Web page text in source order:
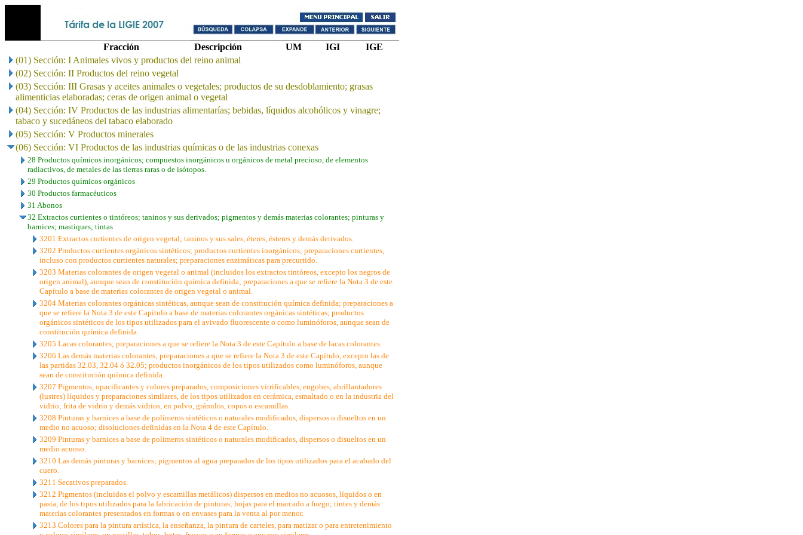
Fracción Descripción UM IGI
IGE
(01) Sección: I Animales vivos y productos del reino animal
(02) Sección: II Productos del reino vegetal
(03) Sección: III Grasas y aceites animales o vegetales; productos de su desdoblamiento; grasas
alimenticias elaboradas; ceras de origen animal o vegetal
(04) Sección: IV Productos de las industrias alimentarías; bebidas, líquidos alcohólicos y vinagre;
tabaco y sucedáneos del tabaco elaborado
(05) Sección: V Productos minerales
(06) Sección: VI Productos de las industrias químicas o de las industrias conexas
28 Productos químicos inorgánicos; compuestos inorgánicos u orgánicos de metal precioso, de elementos
radiactivos, de metales de las tierras raras o de isótopos.
29 Productos químicos orgánicos
30 Productos farmacéuticos
31 Abonos
32 Extractos curtientes o tintóreos; taninos y sus derivados; pigmentos y demás materias colorantes; pinturas y
barnices; mastiques; tintas
3201 Extractos curtientes de origen vegetal; taninos y sus sales, éteres, ésteres y demás derivados.
3202 Productos curtientes orgánicos sintéticos; productos curtientes inorgánicos; preparaciones curtientes,
incluso con productos curtientes naturales; preparaciones enzimáticas para precurtido.
3203 Materias colorantes de origen vegetal o animal (incluidos los extractos tintóreos, excepto los negros de
origen animal), aunque sean de constitución química definida; preparaciones a que se refiere la Nota 3 de este
Capítulo a base de materias colorantes de origen vegetal o animal.
3204 Materias colorantes orgánicas sintéticas, aunque sean de constitución química definida; preparaciones a
que se refiere la Nota 3 de este Capítulo a base de materias colorantes orgánicas sintéticas; productos
orgánicos sintéticos de los tipos utilizados para el avivado fluorescente o como luminóforos, aunque sean de
constitución química definida.
3205 Lacas colorantes; preparaciones a que se refiere la Nota 3 de este Capítulo a base de lacas colorantes.
3206 Las demás materias colorantes; preparaciones a que se refiere la Nota 3 de este Capítulo, excepto las de
las partidas 32.03, 32.04 ó 32.05; productos inorgánicos de los tipos utilizados como luminóforos, aunque
sean de constitución química definida.
3207 Pigmentos, opacificantes y colores preparados, composiciones vitrificables, engobes, abrillantadores
(lustres) líquidos y preparaciones similares, de los tipos utilizados en cerámica, esmaltado o en la industria del
vidrio; frita de vidrio y demás vidrios, en polvo, gránulos, copos o escamillas.
3208 Pinturas y barnices a base de polímeros sintéticos o naturales modificados, dispersos o disueltos en un
medio no acuoso; disoluciones definidas en la Nota 4 de este Capítulo.
3209 Pinturas y barnices a base de polímeros sintéticos o naturales modificados, dispersos o disueltos en un
medio acuoso.
3210 Las demás pinturas y barnices; pigmentos al agua preparados de los tipos utilizados para el acabado del
cuero.
3211 Secativos preparados.
3212 Pigmentos (incluidos el polvo y escamillas metálicos) dispersos en medios no acuosos, líquidos o en
pasta, de los tipos utilizados para la fabricación de pinturas; hojas para el marcado a fuego; tintes y demás
materias colorantes presentados en formas o en envases para la venta al por menor.
3213 Colores para la pintura artística, la enseñanza, la pintura de carteles, para matizar o para entretenimiento